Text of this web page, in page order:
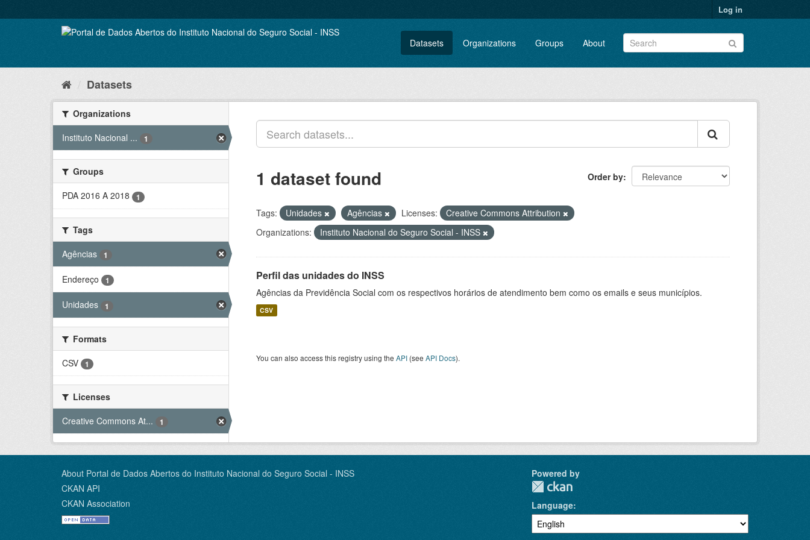
to
Log in
Datasets Organizations Groups About
Datasets
Organizations
Instituto Nacional ...
1
Groups
PDA 2016 A 2018
1
Tags
Agências
1
Endereço 1
Unidades 1
Formats
CSV
1
Licenses
Creative Commons At...
1
Order by
1 dataset found
Tags: Unidades Agências Licenses:
Creative Commons Attribution
Organizations:
Instituto Nacional do Seguro Social - INSS
Perfil das unidades do INSS
Agências da Previdência Social com os respectivos horários de atendimento bem como os emails e seus municípios.
CSV
You can also access this registry using the API (see API Docs).
About Portal de Dados Abertos do Instituto Nacional do Seguro Social - INSS
CKAN API
CKAN Association
Powered by
Language